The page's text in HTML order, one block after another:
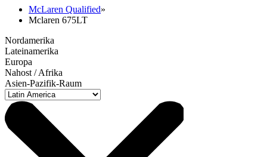
McLaren Qualified»
Mclaren 675LT
Nordamerika
Lateinamerika
Europa
Nahost / Afrika
Asien-Pazifik-Raum